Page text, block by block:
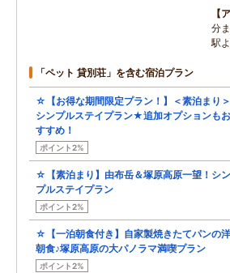
分
駅
「ペット 貸別荘」を含む宿泊プラン
☆【お得な期間限定プラン！】＜素泊まり＞
シンプルステイプラン★追加オプションもお
すすめ！
ポイント2%
☆【素泊まり】由布岳＆塚原高原一望！シン
プルステイプラン
ポイント2%
☆【一泊朝食付き】自家製焼きたてパンの洋
朝食♪塚原高原の大パノラマ満喫プラン
ポイント2%